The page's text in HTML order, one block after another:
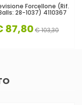
Forcellone (Rif.
28-1037) 4110367
87,80€ 103,30